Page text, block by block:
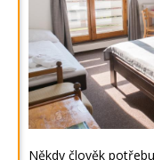
Někdy člověk